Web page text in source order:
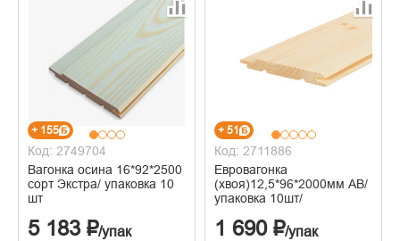
+ 155
Код: 2749704
Вагонка осина 16*92*2500
сорт Экстра/ упаковка 10
шт
5 183 ₽/упак
+ 51
Код: 2711886
Евровагонка
(хвоя)12,5*96*2000мм АВ/
упаковка 10шт/
1 690 ₽/упак